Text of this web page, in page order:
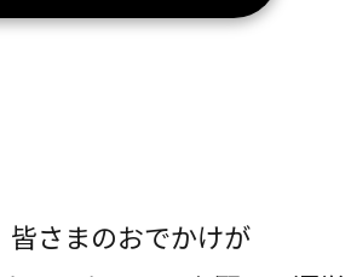
皆さまのおでかけが